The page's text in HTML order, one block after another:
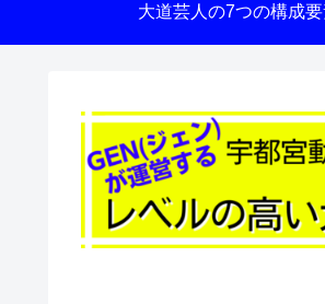
大道芸人の7つの構成